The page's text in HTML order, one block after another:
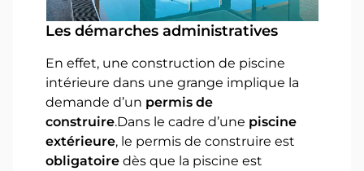
Les démarches administratives
En effet, une construction de piscine
intérieure dans une grange implique la
demande d’un permis de
construire.Dans le cadre d’une piscine
extérieure, le permis de construire est
obligatoire dès que la piscine est